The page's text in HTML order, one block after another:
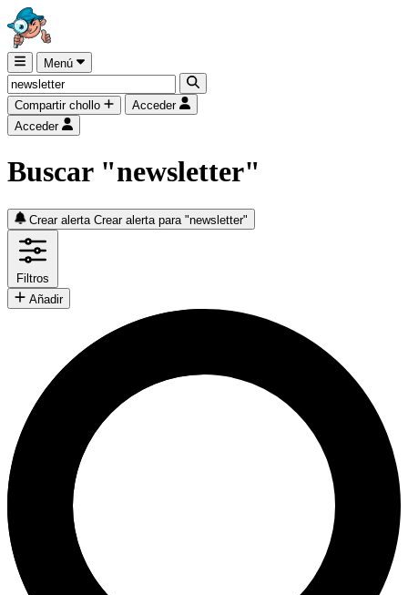
Menú
Compartir chollo
Acceder
Acceder
Buscar "newsletter"
Crear alerta Crear alerta para "newsletter"
Filtros
Añadir